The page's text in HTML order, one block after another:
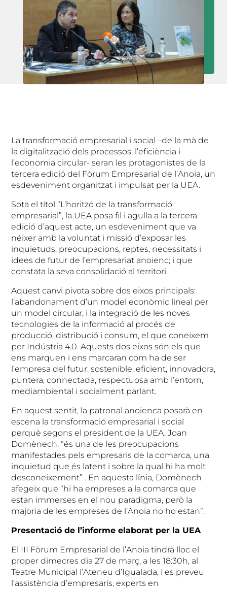
La transformació empresarial i social –de la mà de
la digitalització dels processos, l’eficiència i
l’economia circular- seran les protagonistes de la
tercera edició del Fòrum Empresarial de l’Anoia, un
esdeveniment organitzat i impulsat per la UEA.
Sota el títol “L’horitzó de la transformació
empresarial”, la UEA posa fil i agulla a la tercera
edició d’aquest acte, un esdeveniment que va
néixer amb la voluntat i missió d’exposar les
inquietuds, preocupacions, reptes, necessitats i
idees de futur de l’empresariat anoienc; i que
constata la seva consolidació al territori.
Aquest canvi pivota sobre dos eixos principals:
l’abandonament d’un model econòmic lineal per
un model circular, i la integració de les noves
tecnologies de la informació al procés de
producció, distribució i consum, el que coneixem
per Indústria 4.0. Aquests dos eixos són els que
ens marquen i ens marcaran com ha de ser
l’empresa del futur: sostenible, eficient, innovadora,
puntera, connectada, respectuosa amb l’entorn,
mediambiental i socialment parlant.
En aquest sentit, la patronal anoienca posarà en
escena la transformació empresarial i social
perquè segons el president de la UEA, Joan
Domènech, “és una de les preocupacions
manifestades pels empresaris de la comarca, una
inquietud que és latent i sobre la qual hi ha molt
desconeixement” . En aquesta línia, Domènech
afegeix que “hi ha empreses a la comarca que
estan immerses en el nou paradigma, però la
majoria de les empreses de l’Anoia no ho estan”.
Presentació de l’informe elaborat per la UEA
El III Fòrum Empresarial de l’Anoia tindrà lloc el
proper dimecres dia 27 de març, a les 18:30h, al
Teatre Municipal l’Ateneu d’Igualada; i es preveu
l’assistència d’empresaris, experts en